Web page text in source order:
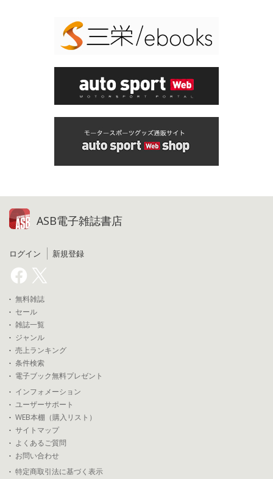
ASB電子雑誌書店
ログイン 新規登録
無料雑誌
セール
雑誌一覧
ジャンル
売上ランキング
条件検索
電子ブック無料プレゼント
インフォメーション
ユーザーサポート
WEB本棚（購入リスト）
サイトマップ
よくあるご質問
お問い合わせ
特定商取引法に基づく表示